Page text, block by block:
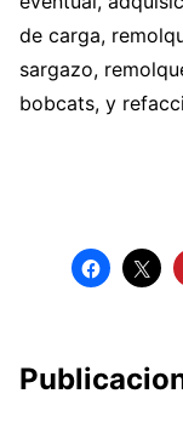
de carga,
sargazo,
bobcats, y